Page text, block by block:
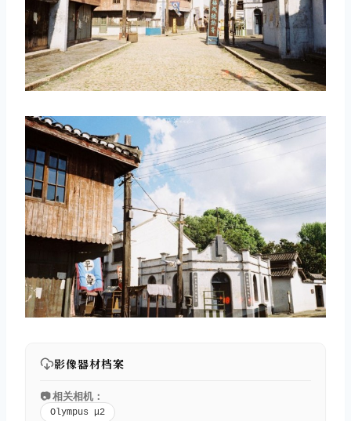
影像器材档案
📷 相关相机：
Olympus μ2
取消 搜索